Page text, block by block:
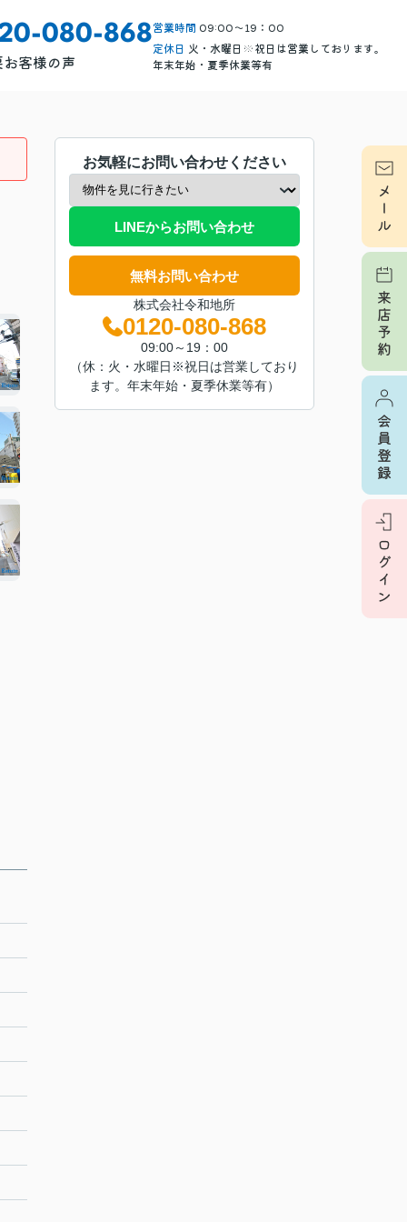
080-868
お客様の声
営業時間 09:00～19：00
定休日 火・水曜日※祝日は営業しております。
年末年始・夏季休業等有
お気軽にお問い合わせください
LINEからお問い合わせ
無料お問い合わせ
株式会社令和地所
0120-080-868
09:00～19：00
（休：火・水曜日※祝日は営業しており
ます。年末年始・夏季休業等有）